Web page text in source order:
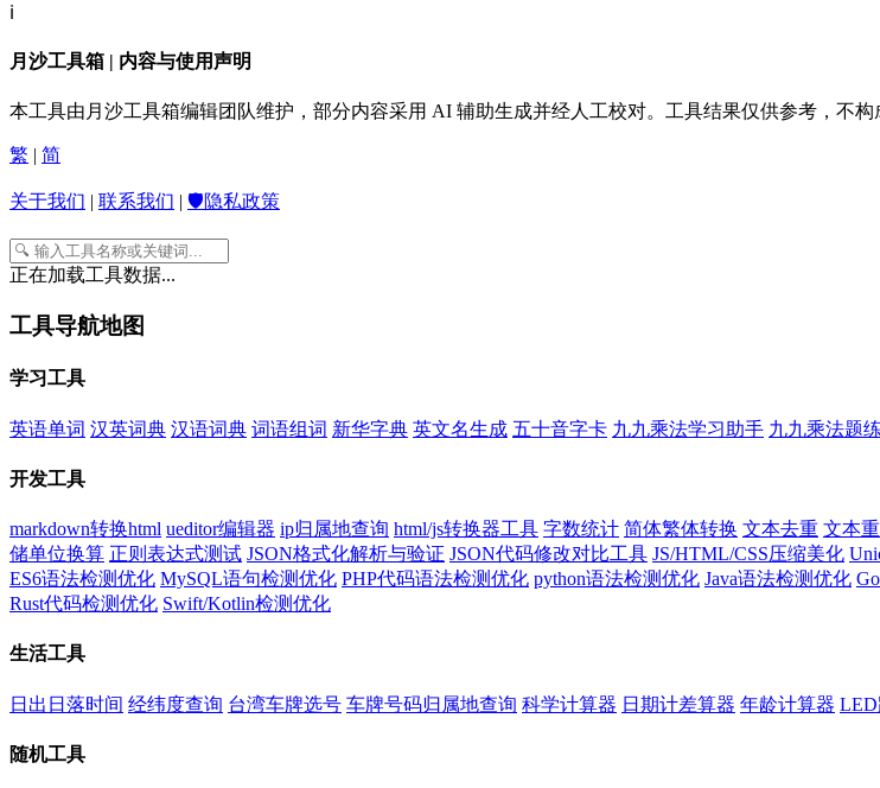
ℹ️
月沙工具箱 | 内容与使用声明
本工具由月沙工具箱编辑团队维护，部分内容采用 AI 辅助生成并经人工校对。工具结果仅供参考，不构
繁 | 简
关于我们 | 联系我们 | 🛡️隐私政策
正在加载工具数据...
工具导航地图
学习工具
英语单词 汉英词典 汉语词典 词语组词 新华字典 英文名生成 五十音字卡 九九乘法学习助手 九九乘法题
开发工具
markdown转换html ueditor编辑器 ip归属地查询 html/js转换器工具 字数统计 简体繁体转换 文本去重 文本
储单位换算 正则表达式测试 JSON格式化解析与验证 JSON代码修改对比工具 JS/HTML/CSS压缩美化
ES6语法检测优化 MySQL语句检测优化 PHP代码语法检测优化 python语法检测优化 Java语法检测优化
Rust代码检测优化 Swift/Kotlin检测优化
生活工具
日出日落时间 经纬度查询 台湾车牌选号 车牌号码归属地查询 科学计算器 日期计差算器 年龄计算器
随机工具